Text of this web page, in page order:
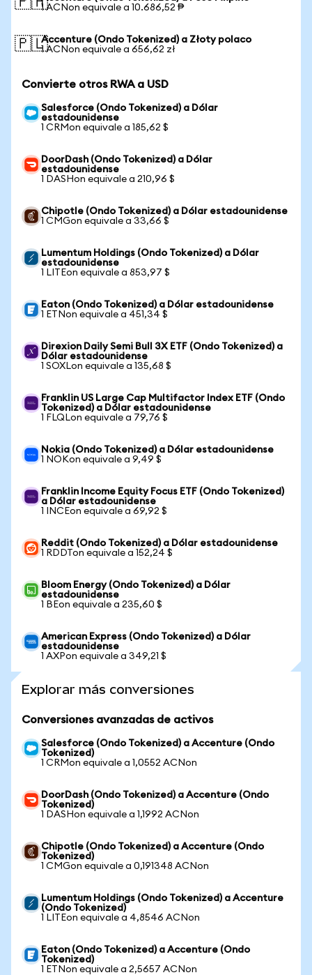
1 ACNon equivale a 10.686,52 ₱
🇵🇱Accenture (Ondo Tokenized) a Złoty polaco
1 ACNon equivale a 656,62 zł
Convierte otros RWA a USD
Salesforce (Ondo Tokenized) a Dólar
estadounidense
1 CRMon equivale a 185,62 $
DoorDash (Ondo Tokenized) a Dólar
estadounidense
1 DASHon equivale a 210,96 $
Chipotle (Ondo Tokenized) a Dólar estadounidense
1 CMGon equivale a 33,66 $
Lumentum Holdings (Ondo Tokenized) a Dólar
estadounidense
1 LITEon equivale a 853,97 $
Eaton (Ondo Tokenized) a Dólar estadounidense
1 ETNon equivale a 451,34 $
Direxion Daily Semi Bull 3X ETF (Ondo Tokenized) a
Dólar estadounidense
1 SOXLon equivale a 135,68 $
Franklin US Large Cap Multifactor Index ETF (Ondo
Tokenized) a Dólar estadounidense
1 FLQLon equivale a 79,76 $
Nokia (Ondo Tokenized) a Dólar estadounidense
1 NOKon equivale a 9,49 $
Franklin Income Equity Focus ETF (Ondo Tokenized)
a Dólar estadounidense
1 INCEon equivale a 69,92 $
Reddit (Ondo Tokenized) a Dólar estadounidense
1 RDDTon equivale a 152,24 $
Bloom Energy (Ondo Tokenized) a Dólar
estadounidense
1 BEon equivale a 235,60 $
American Express (Ondo Tokenized) a Dólar
estadounidense
1 AXPon equivale a 349,21 $
Explorar más conversiones
Conversiones avanzadas de activos
Salesforce (Ondo Tokenized) a Accenture (Ondo
Tokenized)
1 CRMon equivale a 1,0552 ACNon
DoorDash (Ondo Tokenized) a Accenture (Ondo
Tokenized)
1 DASHon equivale a 1,1992 ACNon
Chipotle (Ondo Tokenized) a Accenture (Ondo
Tokenized)
1 CMGon equivale a 0,191348 ACNon
Lumentum Holdings (Ondo Tokenized) a Accenture
(Ondo Tokenized)
1 LITEon equivale a 4,8546 ACNon
Eaton (Ondo Tokenized) a Accenture (Ondo
Tokenized)
1 ETNon equivale a 2,5657 ACNon